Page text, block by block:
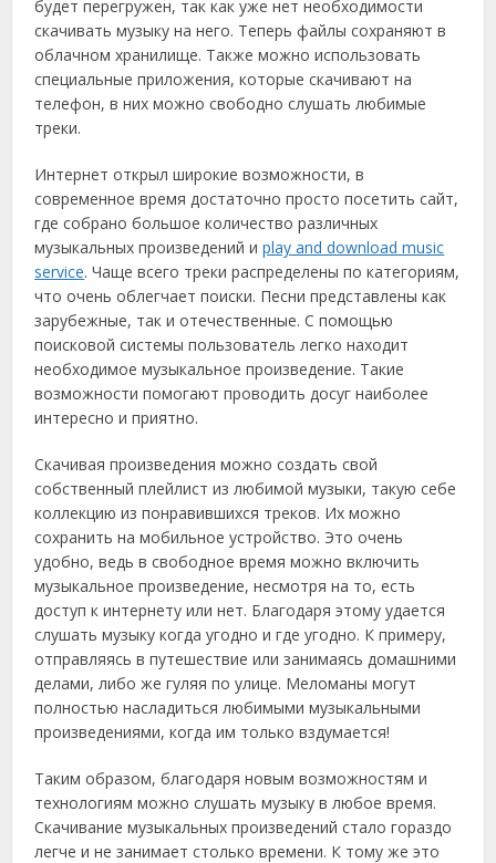
будет перегружен, так как уже нет необходимости
скачивать музыку на него. Теперь файлы сохраняют в
облачном хранилище. Также можно использовать
специальные приложения, которые скачивают на
телефон, в них можно свободно слушать любимые
треки.
Интернет открыл широкие возможности, в
современное время достаточно просто посетить сайт,
где собрано большое количество различных
музыкальных произведений иplay and download music
service. Чаще всего треки распределены по категориям,
что очень облегчает поиски. Песни представлены как
зарубежные, так и отечественные. С помощью
поисковой системы пользователь легко находит
необходимое музыкальное произведение. Такие
возможности помогают проводить досуг наиболее
интересно и приятно.
Скачивая произведения можно создать свой
собственный плейлист из любимой музыки, такую себе
коллекцию из понравившихся треков. Их можно
сохранить на мобильное устройство. Это очень
удобно, ведь в свободное время можно включить
музыкальное произведение, несмотря на то, есть
доступ к интернету или нет. Благодаря этому удается
слушать музыку когда угодно и где угодно. К примеру,
отправляясь в путешествие или занимаясь домашними
делами, либо же гуляя по улице. Меломаны могут
полностью насладиться любимыми музыкальными
произведениями, когда им только вздумается!
Таким образом, благодаря новым возможностям и
технологиям можно слушать музыку в любое время.
Скачивание музыкальных произведений стало гораздо
легче и не занимает столько времени. К тому же это